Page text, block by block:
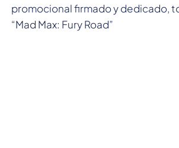
promocional firmado y dedicado,
“Mad Max: Fury Road”